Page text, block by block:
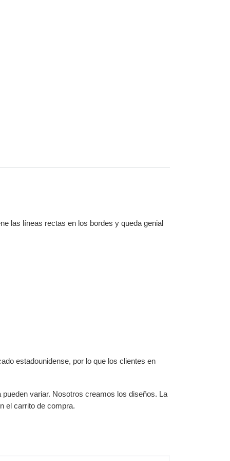
las líneas rectas en los bordes y queda genial
estadounidense, por lo que los clientes en
variar. Nosotros creamos los diseños. La
el carrito de compra.